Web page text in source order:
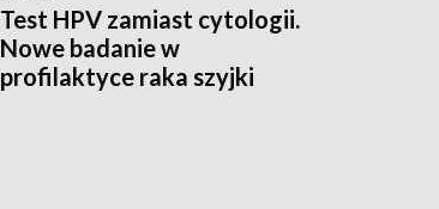
Test HPV zamiast cytologii.
Nowe badanie w
profilaktyce raka szyjki